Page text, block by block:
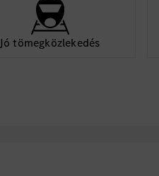
Jó tömegközlekedés